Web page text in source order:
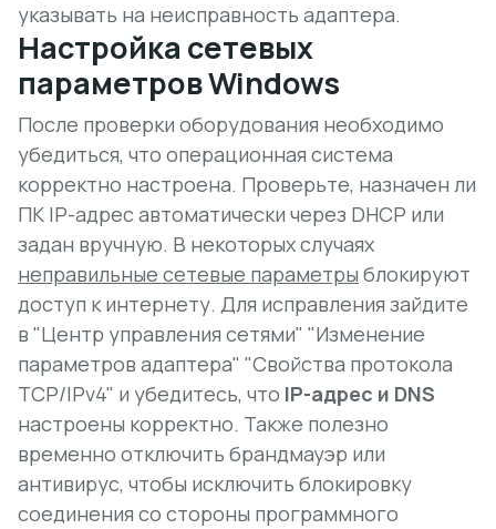
указывать на неисправность адаптера.
Настройка сетевых
параметров Windows
После проверки оборудования необходимо
убедиться, что операционная система
корректно настроена. Проверьте, назначен ли
ПК IP-адрес автоматически через DHCP или
задан вручную. В некоторых случаях
неправильные сетевые параметры блокируют
доступ к интернету. Для исправления зайдите
в "Центр управления сетями" "Изменение
параметров адаптера" "Свойства протокола
TCP/IPv4" и убедитесь, что IP-адрес и DNS
настроены корректно. Также полезно
временно отключить брандмауэр или
антивирус, чтобы исключить блокировку
соединения со стороны программного